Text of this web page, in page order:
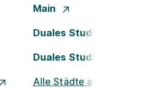
Main
Duales Studium Köln
Duales Studium Nürnberg
Alle Städte ansehen